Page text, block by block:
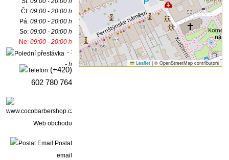
Čt:09:00 - 20:00 h
Pá:09:00 - 20:00 h
So:09:00 - 20:00 h
Ne:09:00 - 20:00 h
- :
- h
(+420)
602 780 764
Web obchodu
Poslat
email
Leaflet |© OpenStreetMap contributors